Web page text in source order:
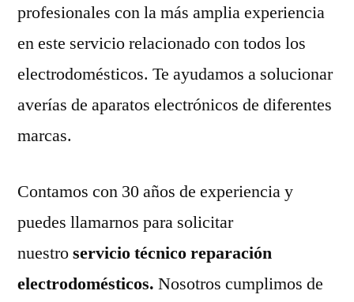
profesionales con la más amplia experiencia
en este servicio relacionado con todos los
electrodomésticos. Te ayudamos a solucionar
averías de aparatos electrónicos de diferentes
marcas.
Contamos con 30 años de experiencia y
puedes llamarnos para solicitar
nuestroservicio técnico reparación
electrodomésticos. Nosotros cumplimos de